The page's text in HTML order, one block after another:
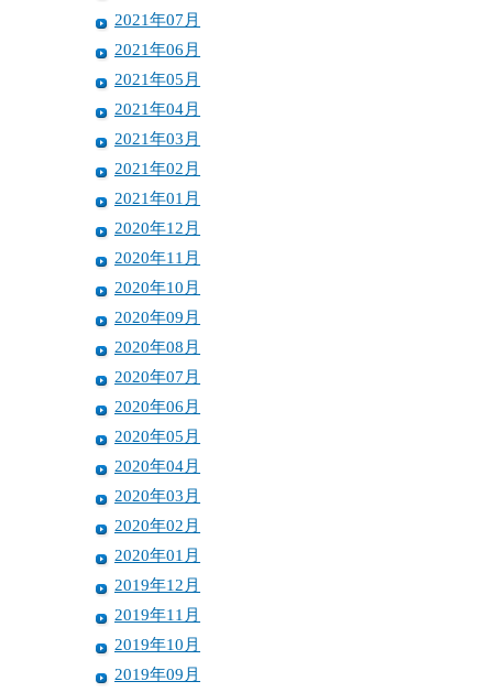
2021年07月
2021年06月
2021年05月
2021年04月
2021年03月
2021年02月
2021年01月
2020年12月
2020年11月
2020年10月
2020年09月
2020年08月
2020年07月
2020年06月
2020年05月
2020年04月
2020年03月
2020年02月
2020年01月
2019年12月
2019年11月
2019年10月
2019年09月